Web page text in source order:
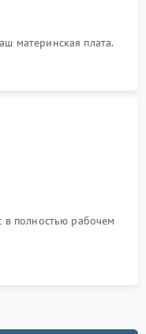
материнская плата.
в полностью рабочем